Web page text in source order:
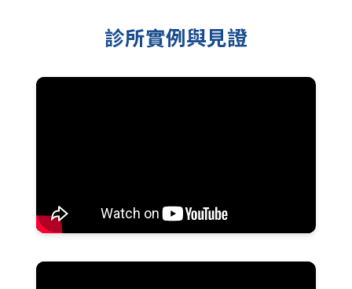
診所實例與見證